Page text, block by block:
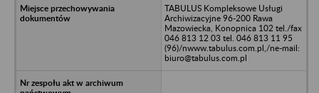
TABULUS Kompleksowe Usługi
Archiwizacyjne 96-200 Rawa
Mazowiecka, Konopnica 102 tel./fax
046 813 12 03 tel. 046 813 11 95
(96)/nwww.tabulus.com.pl,/ne-mail:
biuro@tabulus.com.pl